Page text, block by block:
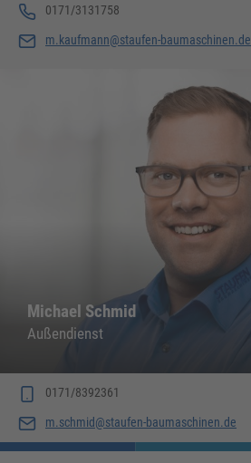
0171/3131758
m.kaufmann@staufen-baumaschinen.de
Michael Schmid
Außendienst
0171/8392361
m.schmid@staufen-baumaschinen.de